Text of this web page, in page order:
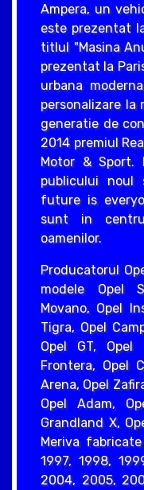
Ampera, un
este prezentat
titlul "Masina
prezentat la
urbana
personalizare la
generatie de
2014 premiul
Motor & Sport.
publicului noul
future is
sunt in
oamenilor.
Producatorul
modele Opel
Movano, Opel
Tigra, Opel
Opel GT, Opel
Frontera, Opel
Arena, Opel
Opel Adam,
Grandland X,
Meriva
1997, 1998,
2004, 2005,